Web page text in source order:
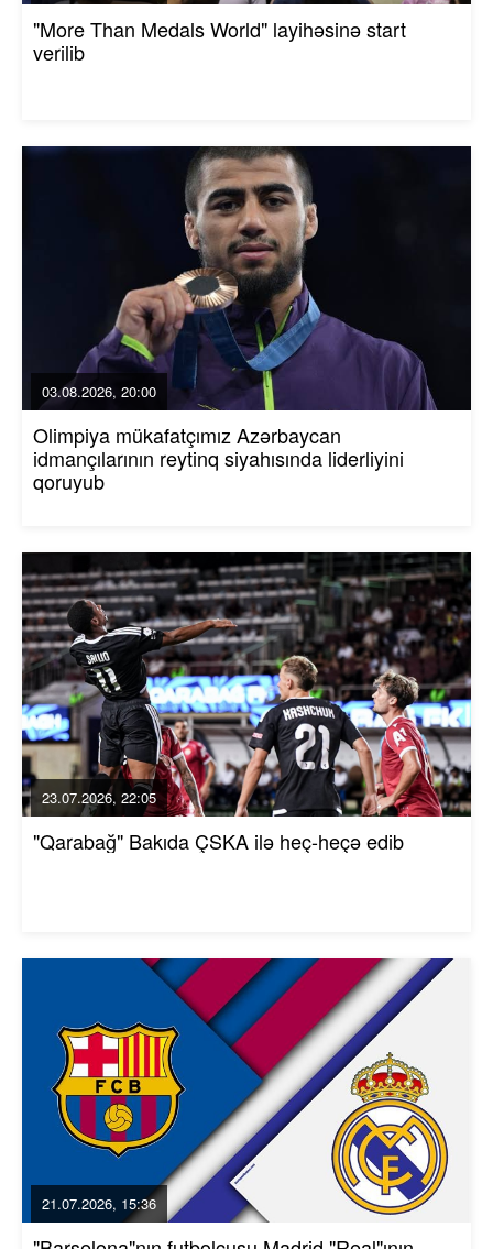
"More Than Medals World" layihəsinə start
verilib
03.08.2026, 20:00
Olimpiya mükafatçımız Azərbaycan
idmançılarının reytinq siyahısında liderliyini
qoruyub
23.07.2026, 22:05
"Qarabağ" Bakıda ÇSKA ilə heç-heçə edib
21.07.2026, 15:36